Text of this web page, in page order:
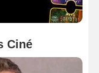
Ciné